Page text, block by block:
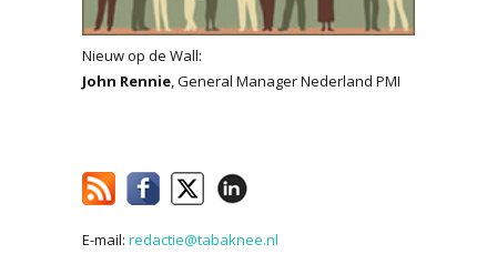
Nieuw op de Wall:
John Rennie, General Manager Nederland PMI
E-mail: redactie@tabaknee.nl